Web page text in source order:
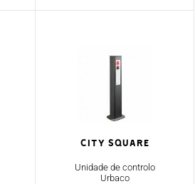
CITY SQUARE
Unidade de controlo
Urbaco